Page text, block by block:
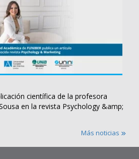
científica de la profesora
en la revista Psychology &amp;
Más noticias